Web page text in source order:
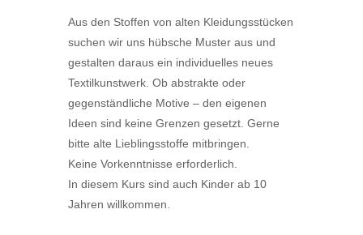
Aus den Stoffen von alten Kleidungsstücken
suchen wir uns hübsche Muster aus und
gestalten daraus ein individuelles neues
Textilkunstwerk. Ob abstrakte oder
gegenständliche Motive – den eigenen
Ideen sind keine Grenzen gesetzt. Gerne
bitte alte Lieblingsstoffe mitbringen.
Keine Vorkenntnisse erforderlich.
In diesem Kurs sind auch Kinder ab 10
Jahren willkommen.